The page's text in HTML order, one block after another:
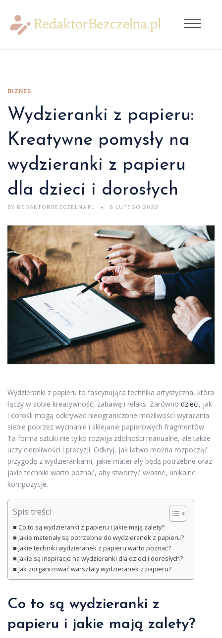
BIZNES
Wydzieranki z papieru:
Kreatywne pomysły na
wydzieranki z papieru
dla dzieci i dorosłych
BY REDAKTORBEZCZELNA.PL 8 LUTEGO 2022
Wydzieranki z papieru to fascynująca technika artystyczna, która
łączy w sobie kreatywność, zabawę i relaks. Zarówno dzieci, jak
i dorośli mogą odkrywać nieograniczone możliwości wyrażania
siebie poprzez wycinanie i sklejanie papierowych fragmentów.
Ta forma sztuki nie tylko rozwija zdolności manualne, ale także
uczy cierpliwości i precyzji. Odkryj, jak łatwo można rozpocząć
przygodę z wydzierankami, jakie materiały będą potrzebne oraz
jakie techniki warto poznać, aby stworzyć własne, unikalne
kompozycje.
Spis treści
Co to są wydzieranki z papieru i jakie mają zalety?
Jakie materiały są potrzebne do wydzieranek z papieru?
Jakie techniki wydzieranek z papieru warto poznać?
Jakie są inspiracje na wydzieranki dla dzieci i dorosłych?
Jak zorganizować warsztaty wydzieranek z papieru?
Co to są wydzieranki z
papieru i jakie mają zalety?